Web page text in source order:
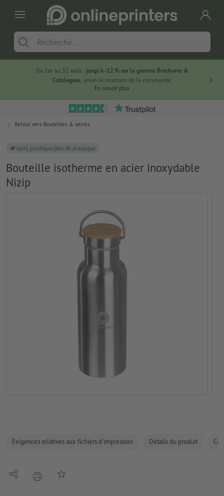
Du 1er au 31 août : jusqu’à -12 % sur la gamme Brochures &
Catalogues, selon le montant de la commande.
En savoir plus
Retour vers Bouteilles & verres
sans plastique/peu de plastique
Bouteille isotherme en acier inoxydable
Nizip
Exigences relatives aux fichiers d'impression Détails du produit
PartagerimprimerAjouter à liste d'article